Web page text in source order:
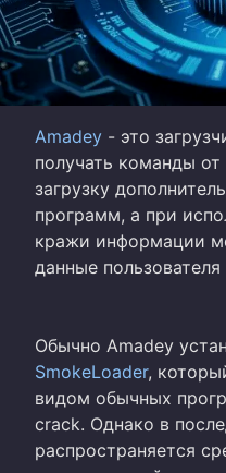
Amadey - это
получать команды
загрузку
программ, а при
кражи информации
данные
Обычно Amadey
SmokeLoader,
видом обычных
crack. Однако в
распространяется